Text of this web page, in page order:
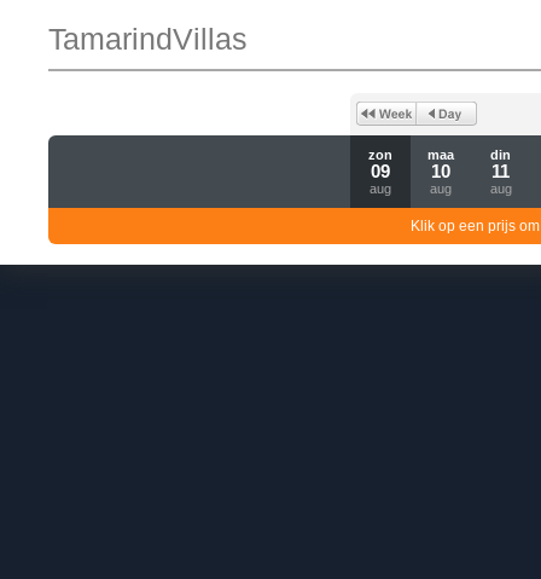
TamarindVillas
zon
09
aug
maa
10
aug
din
11
aug
Klik op een prijs